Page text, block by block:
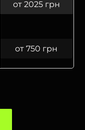
от 2025 грн
от 750 грн